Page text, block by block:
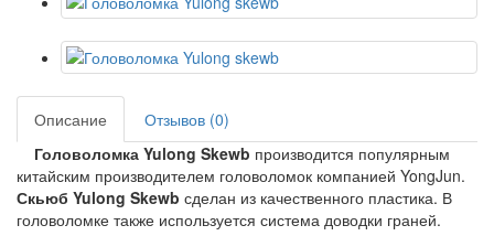
Описание
Отзывов (0)
Головоломка Yulong Skewb производится популярным
китайским производителем головоломок компанией YongJun.
Скьюб Yulong Skewb сделан из качественного пластика. В
головоломке также используется система доводки граней.